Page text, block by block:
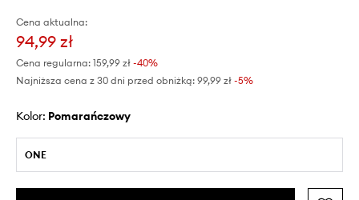
Cena aktualna:
94,99 zł
Cena regularna: 159,99 zł -40%
Najniższa cena z 30 dni przed obniżką: 99,99 zł -5%
Kolor: pomarańczowy
ONE